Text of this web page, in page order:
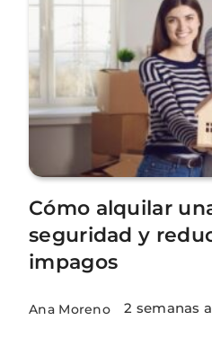
Cómo alquilar
seguridad y
impagos
Ana Moreno 2 semanas